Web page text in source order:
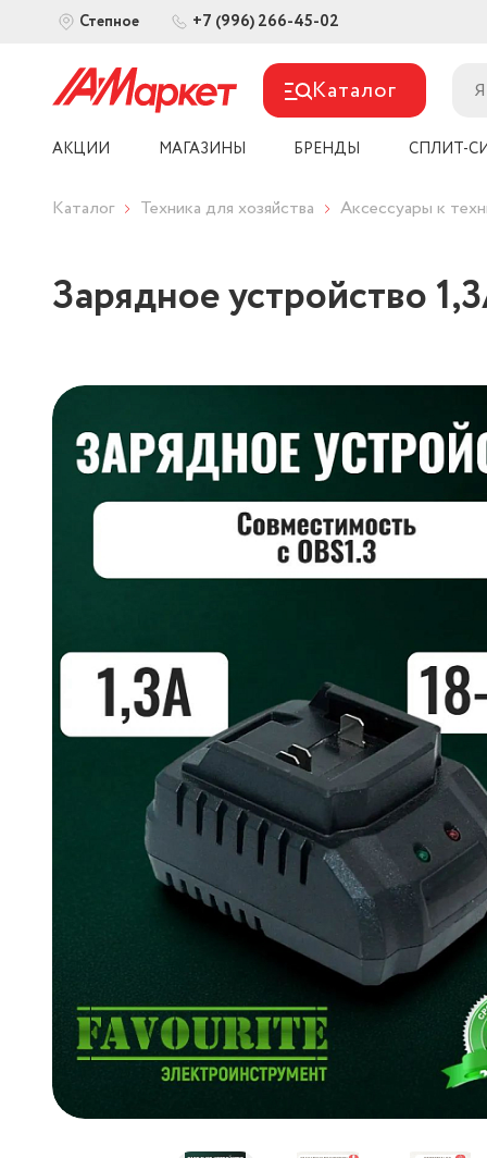
Степное +7 (996) 266-45-02
Каталог
АКЦИИ МАГАЗИНЫ БРЕНДЫ СПЛИТ-
Каталог Техника для хозяйства Аксессуары к
Зарядное устройство